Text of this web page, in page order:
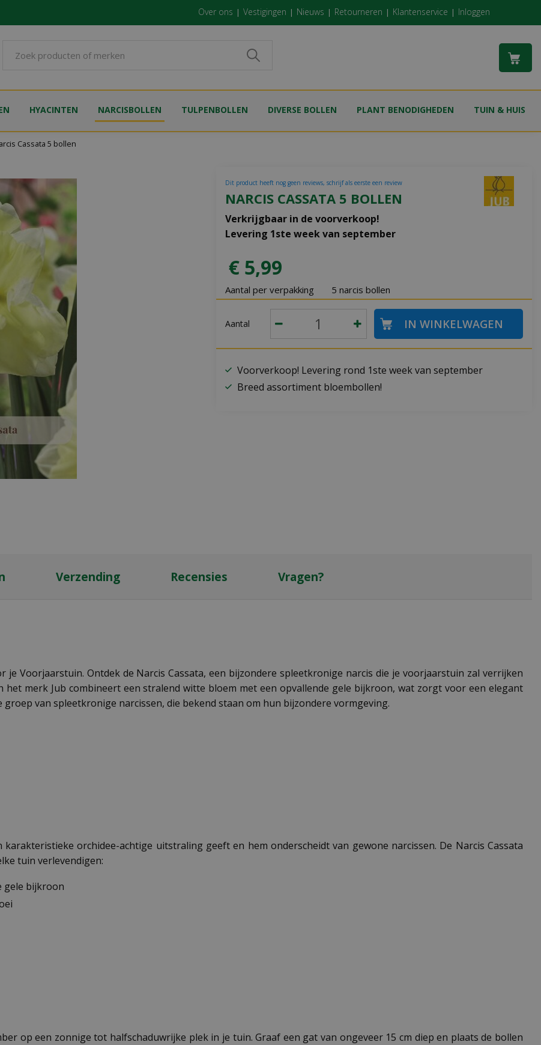
Cassata 5 bollen
Over ons Vestigingen Nieuws Retourneren Klantenservice Inloggen
HYACINTEN NARCISBOLLEN TULPENBOLLEN DIVERSE BOLLEN PLANT BENODIGHEDEN TUIN & HUIS
NARCIS CASSATA 5 BOLLEN
Verkrijgbaar in de voorverkoop!
Levering 1ste week van september
Dit product heeft nog geen reviews, schrijf als eerste een review
€ 5,99
Aantal per verpakking 5 narcis bollen
Aantal
Voorverkoop! Levering rond 1ste week van september
Breed assortiment bloembollen!
Verzending Recensies Vragen?
je Voorjaarstuin. Ontdek de Narcis Cassata, een bijzondere spleetkronige narcis die je voorjaarstuin zal verrijken
het merk Jub combineert een stralend witte bloem met een opvallende gele bijkroon, wat zorgt voor een elegant
van spleetkronige narcissen, die bekend staan om hun bijzondere vormgeving.
orchidee-achtige uitstraling geeft en hem onderscheidt van gewone narcissen. De Narcis Cassata
tuin verlevendigen:
gele bijkroon
op een zonnige tot halfschaduwrijke plek in je tuin. Graaf een gat van ongeveer 15 cm diep en plaats de bollen